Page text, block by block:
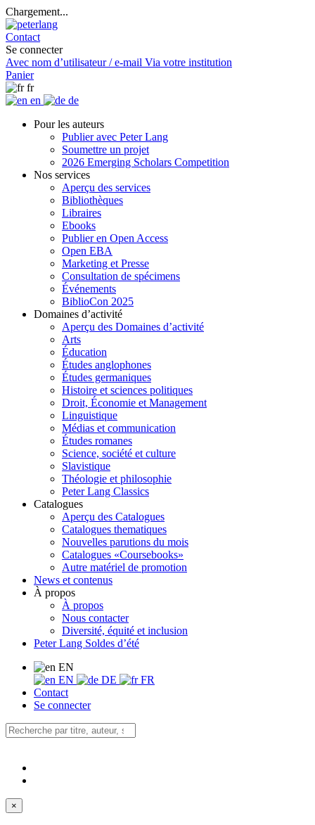
Chargement...
Contact
Se connecter
Avec nom d’utilisateur / e-mail Via votre institution
Panier
fr
en
de
Pour les auteurs
Publier avec Peter Lang
Soumettre un projet
2026 Emerging Scholars Competition
Nos services
Aperçu des services
Bibliothèques
Libraires
Ebooks
Publier en Open Access
Open EBA
Marketing et Presse
Consultation de spécimens
Événements
BiblioCon 2025
Domaines d’activité
Aperçu des Domaines d’activité
Arts
Éducation
Études anglophones
Études germaniques
Histoire et sciences politiques
Droit, Économie et Management
Linguistique
Médias et communication
Études romanes
Science, société et culture
Slavistique
Théologie et philosophie
Peter Lang Classics
Catalogues
Aperçu des Catalogues
Catalogues thematiques
Nouvelles parutions du mois
Catalogues «Coursebooks»
Autre matériel de promotion
News et contenus
À propos
À propos
Nous contacter
Diversité, équité et inclusion
Peter Lang Soldes d’été
EN
EN
DE
FR
Contact
Se connecter
×